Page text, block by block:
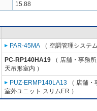
15.88
PAR-45MA （ 空調管理システ
PC-RP140HA19 （ 店舗・事務
天吊形室内 ）
PUZ-ERMP140LA13 （ 店舗
室外ユニット スリムER ）